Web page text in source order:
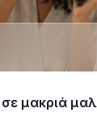
μακριά